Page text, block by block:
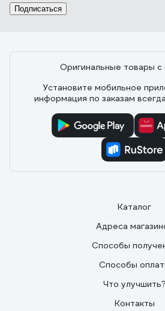
Подписаться
Оригинальные товары с
Установите мобильное
информация по заказам
Каталог
Адреса
Способы
Способы
Что улучшить?
Контакты